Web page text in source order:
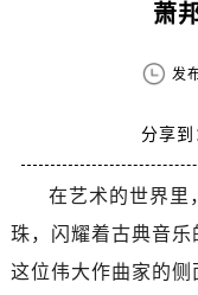
萧
发
分享到
在艺术的世界里
珠，闪耀着古典音
这位伟大作曲家的